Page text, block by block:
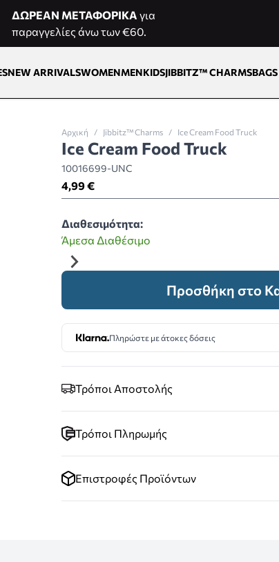
ΔΩΡΕΑΝ ΜΕΤΑΦΟΡΙΚΑ για
παραγγελίες άνω των €60.
NEW ARRIVALSWOMENMENKIDSJIBBITZ™ CHARMS
Αρχική / Jibbitz™ Charms / Ice Cream Food Truck
Ice Cream Food Truck
10016699-UNC
4,99 €
Διαθεσιμότητα:
Άμεσα Διαθέσιμο
Προσθήκη στο
Πληρώστε με άτοκες δόσεις
Τρόποι Αποστολής
Τρόποι Πληρωμής
Επιστροφές Προϊόντων